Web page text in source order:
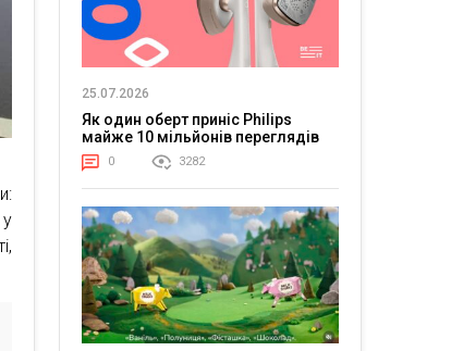
25.07.2026
Як один оберт приніс Philips
майже 10 мільйонів переглядів
0 3282